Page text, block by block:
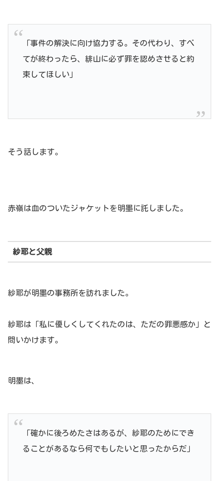
「事件の解決に向け協力する。その代わり、すべ
てが終わったら、緋山に必ず罪を認めさせると約
束してほしい」
そう話します。
赤嶺は血のついたジャケットを明墨に託しました。
紗耶と父親
紗耶が明墨の事務所を訪れました。
紗耶は「私に優しくしてくれたのは、ただの罪悪感か」と
問いかけます。
明墨は、
「確かに後ろめたさはあるが、紗耶のためにでき
ることがあるなら何でもしたいと思ったからだ」